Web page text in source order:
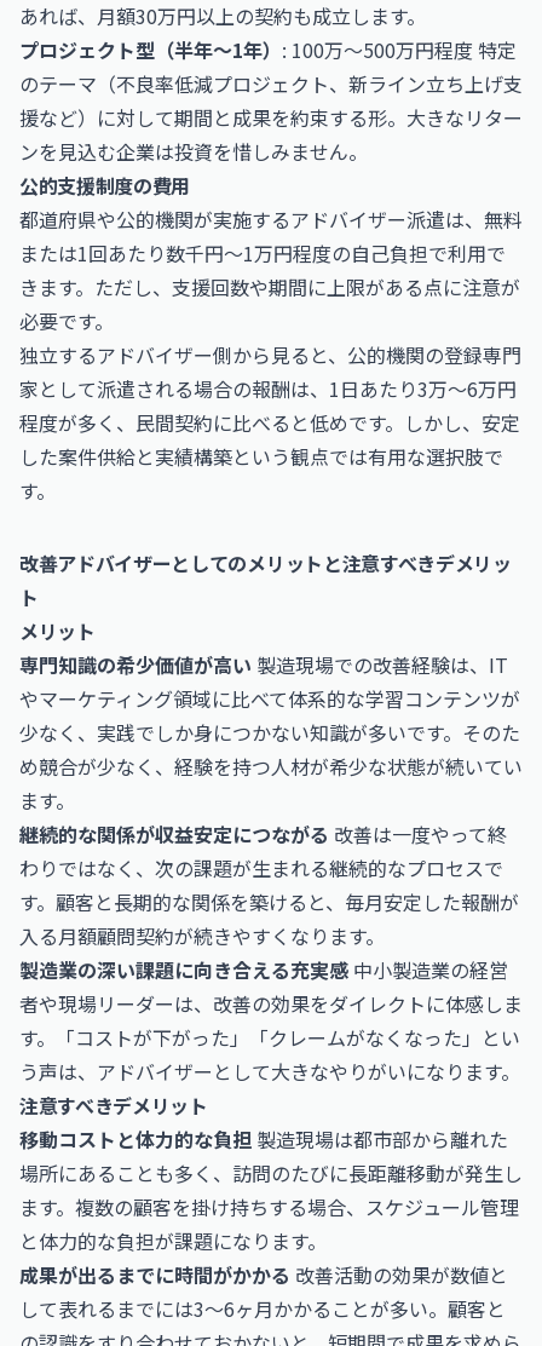
あれば、月額30万円以上の契約も成立します。
プロジェクト型（半年〜1年） : 100万〜500万円程度 特定
のテーマ（不良率低減プロジェクト、新ライン立ち上げ支
援など）に対して期間と成果を約束する形。大きなリター
ンを見込む企業は投資を惜しみません。
公的支援制度の費用
都道府県や公的機関が実施するアドバイザー派遣は、無料
または1回あたり数千円〜1万円程度の自己負担で利用で
きます。ただし、支援回数や期間に上限がある点に注意が
必要です。
独立するアドバイザー側から見ると、公的機関の登録専門
家として派遣される場合の報酬は、1日あたり3万〜6万円
程度が多く、民間契約に比べると低めです。しかし、安定
した案件供給と実績構築という観点では有用な選択肢で
す。
改善アドバイザーとしてのメリットと注意すべきデメリッ
ト
メリット
専門知識の希少価値が高い 製造現場での改善経験は、IT
やマーケティング領域に比べて体系的な学習コンテンツが
少なく、実践でしか身につかない知識が多いです。そのた
め競合が少なく、経験を持つ人材が希少な状態が続いてい
ます。
継続的な関係が収益安定につながる 改善は一度やって終
わりではなく、次の課題が生まれる継続的なプロセスで
す。顧客と長期的な関係を築けると、毎月安定した報酬が
入る月額顧問契約が続きやすくなります。
製造業の深い課題に向き合える充実感 中小製造業の経営
者や現場リーダーは、改善の効果をダイレクトに体感しま
す。「コストが下がった」「クレームがなくなった」とい
う声は、アドバイザーとして大きなやりがいになります。
注意すべきデメリット
移動コストと体力的な負担 製造現場は都市部から離れた
場所にあることも多く、訪問のたびに長距離移動が発生し
ます。複数の顧客を掛け持ちする場合、スケジュール管理
と体力的な負担が課題になります。
成果が出るまでに時間がかかる 改善活動の効果が数値と
して表れるまでには3〜6ヶ月かかることが多い。顧客と